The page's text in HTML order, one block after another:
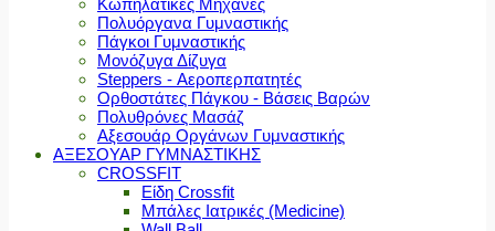
Κωπηλατικές Μηχανές
Πολυόργανα Γυμναστικής
Πάγκοι Γυμναστικής
Μονόζυγα Δίζυγα
Steppers - Αεροπερπατητές
Ορθοστάτες Πάγκου - Βάσεις Βαρών
Πολυθρόνες Μασάζ
Αξεσουάρ Οργάνων Γυμναστικής
ΑΞΕΣΟΥΑΡ ΓΥΜΝΑΣΤΙΚΗΣ
CROSSFIT
Είδη Crossfit
Μπάλες Ιατρικές (Medicine)